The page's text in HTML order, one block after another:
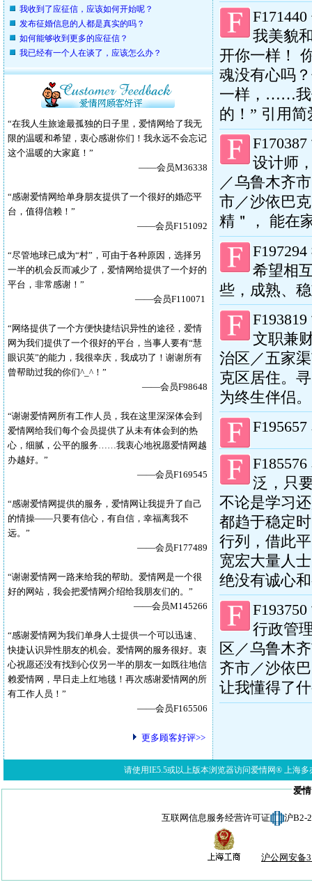
我收到了应征信，应该如何开始呢？
发布征婚信息的人都是真实的吗？
如何能够收到更多的应征信？
我已经有一个人在谈了，应该怎么办？
“在我人生旅途最孤独的日子里，爱情网给了我无
限的温暖和希望，衷心感谢你们！我永远不会忘记
这个温暖的大家庭！ ”
——会员M36338
“感谢爱情网给单身朋友提供了一个很好的婚恋平
台，值得信赖！”
——会员F151092
“尽管地球已成为“村”，可由于各种原因，选择另
一半的机会反而减少了，爱情网给提供了一个好的
平台，非常感谢！”
——会员F110071
“网络提供了一个方便快捷结识异性的途径，爱情
网为我们提供了一个很好的平台，当事人要有“慧
眼识英”的能力，我很幸庆，我成功了！谢谢所有
曾帮助过我的你们^_^！ ”
——会员F98648
“谢谢爱情网所有工作人员，我在这里深深体会到
爱情网给我们每个会员提供了从未有体会到的热
心，细腻，公平的服务……我衷心地祝愿爱情网越
办越好。”
——会员F169545
“感谢爱情网提供的服务，爱情网让我提升了自己
的情操——只要有信心，有自信，幸福离我不
远。”
——会员F177489
“谢谢爱情网一路来给我的帮助。爱情网是一个很
好的网站，我会把爱情网介绍给我朋友们的。”
——会员M145266
“感谢爱情网为我们单身人士提供一个可以迅速、
快捷认识异性朋友的机会。爱情网的服务很好。衷
心祝愿还没有找到心仪另一半的朋友一如既往地信
赖爱情网，早日走上红地毯！再次感谢爱情网的所
有工作人员！”
——会员F165506
更多顾客好评>>
F171440
我美貌
开你一样！
魂没有心吗
一样，……我
的！” 引用
F170387
设计师
／乌鲁木齐
市／沙依巴
精＂， 能在
F197294
希望相
些，成熟、
F193819
文职兼
治区／五家
克区居住。
为终生伴侣。
F195657
F185576
泛，只
不论是学习
都趋于稳定
行列，借此
宽宏大量人
绝没有诚心
F193750
行政管
区／乌鲁木
齐市／沙依
让我懂得了
请使用IE5.5或以上版本浏览器访问爱情网® 上海多
爱
互联网信息服务经营许可证 沪B2-
沪公网安备